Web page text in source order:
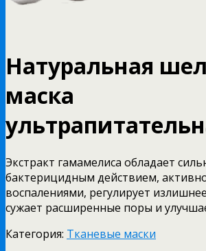
Натуральная
маска
Экстракт гамамелиса обладает
бактерицидным действием,
воспалениями, регулирует
сужает расширенные поры и
Категория: Тканевые маски